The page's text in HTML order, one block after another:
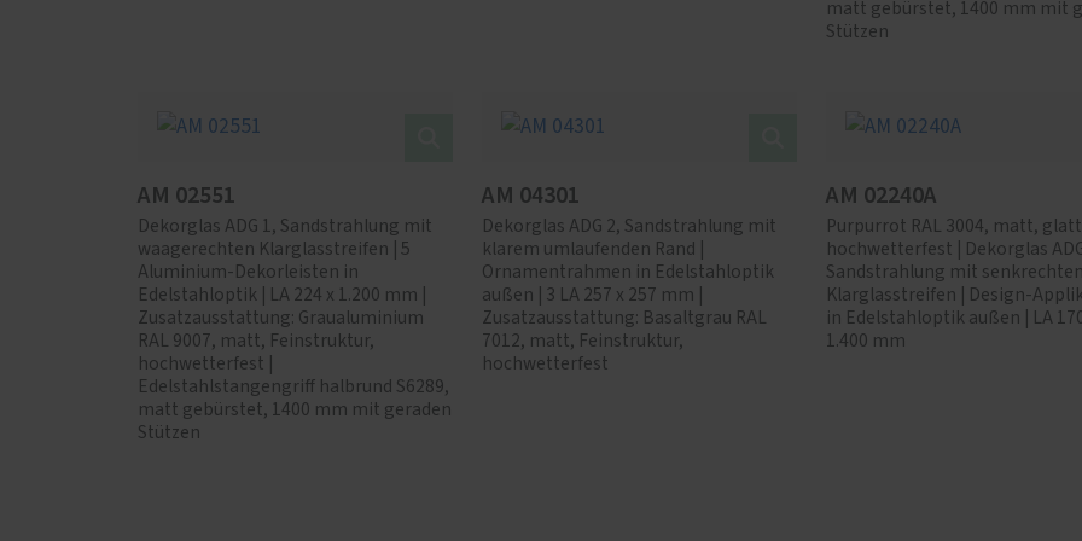
matt gebürstet, 1400 mm mit
Stützen
AM 02551
Dekorglas ADG 1, Sandstrahlung mit
waagerechten Klarglasstreifen | 5
Aluminium-Dekorleisten in
Edelstahloptik | LA 224 x 1.200 mm |
Zusatzausstattung: Graualuminium
RAL 9007, matt, Feinstruktur,
hochwetterfest |
Edelstahlstangengriff halbrund S6289,
matt gebürstet, 1400 mm mit geraden
Stützen
AM 04301
Dekorglas ADG 2, Sandstrahlung mit
klarem umlaufenden Rand |
Ornamentrahmen in Edelstahloptik
außen | 3 LA 257 x 257 mm |
Zusatzausstattung: Basaltgrau RAL
7012, matt, Feinstruktur,
hochwetterfest
AM 02240A
Purpurrot RAL 3004, matt,
hochwetterfest | Dekorglas
Sandstrahlung mit
Klarglasstreifen | Design-
in Edelstahloptik außen | LA
1.400 mm